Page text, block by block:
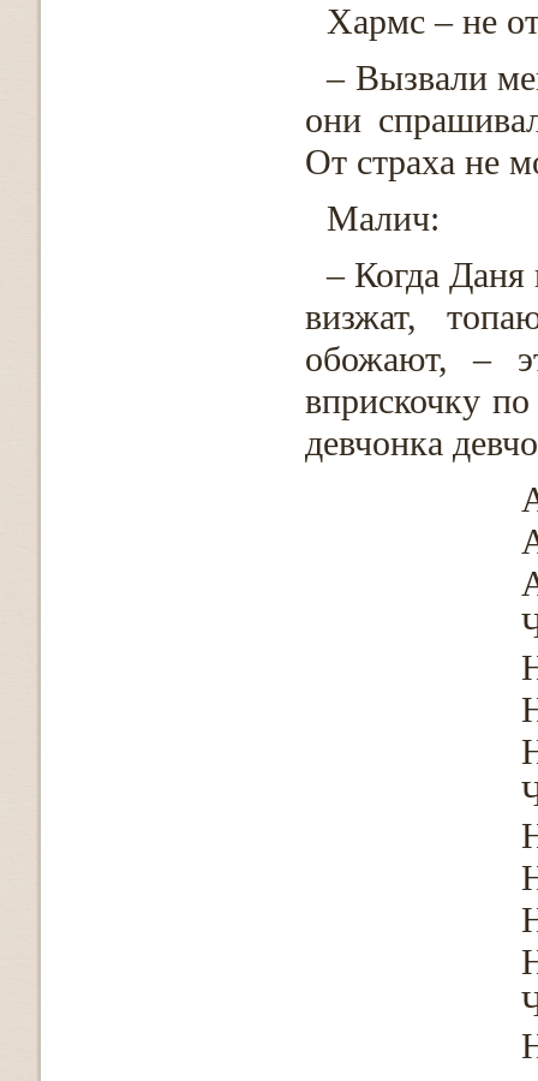
Хармс – не
– Вызвали
они
От страха не
Малич:
– Когда Даня
визжат,
обожают, –
вприскочку
девчонка